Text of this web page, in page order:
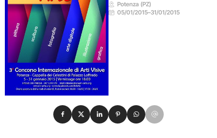
Potenza (PZ)
05/01/2015–31/01/2015
Condividi su Facebook
Condividi su X
Condividi su LinkedIn
Condividi su Pinterest
Condividi su WhatsApp
Condividi su Email